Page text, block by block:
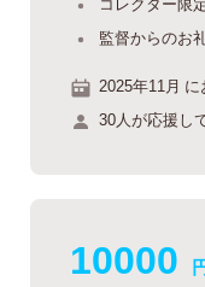
監督からのお
2025年11月 に
30人が応援し
10000